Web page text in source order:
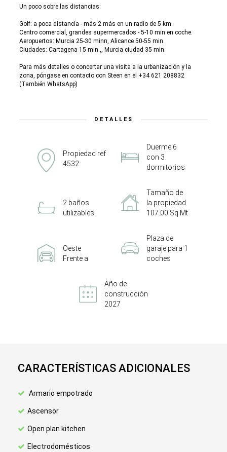
Un poco sobre las distancias:
Golf: a poca distancia - más 2 más en un radio de 5 km.
Centro comercial, grandes supermercados - 5-10 min en coche.
Aeropuertos: Murcia 25-30 minn, Alicance 50-55 min.
Ciudades: Cartagena 15 min.,, Murcia ciudad 35 min.
Para más detalles o concertar una visita a la urbanización y la
zona, póngase en contacto con Steen en el +34 621 208832
(También WhatsApp)
DETALLES
Propiedad ref
4532
Duerme 6
con 3
dormitorios
2 baños
utilizables
Tamaño de
la propiedad
107.00 Sq Mt
Oeste
Frente a
Plaza de
garaje para 1
coches
Año de
construcción
2027
CARACTERÍSTICAS ADICIONALES
Armario empotrado
Ascensor
Open plan kitchen
Electrodomésticos